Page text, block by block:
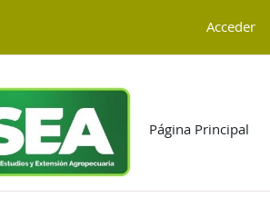
Acceder
Página Principal